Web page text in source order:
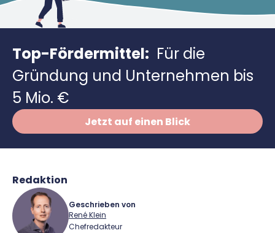
Weitere Tools & Vorlagen
Steuerberatung
Software
Deals
Top-Fördermittel: Für die
Gründung und Unternehmen bis
5 Mio. €
Jetzt auf einen Blick
Redaktion
Geschrieben von
René Klein
Chefredakteur